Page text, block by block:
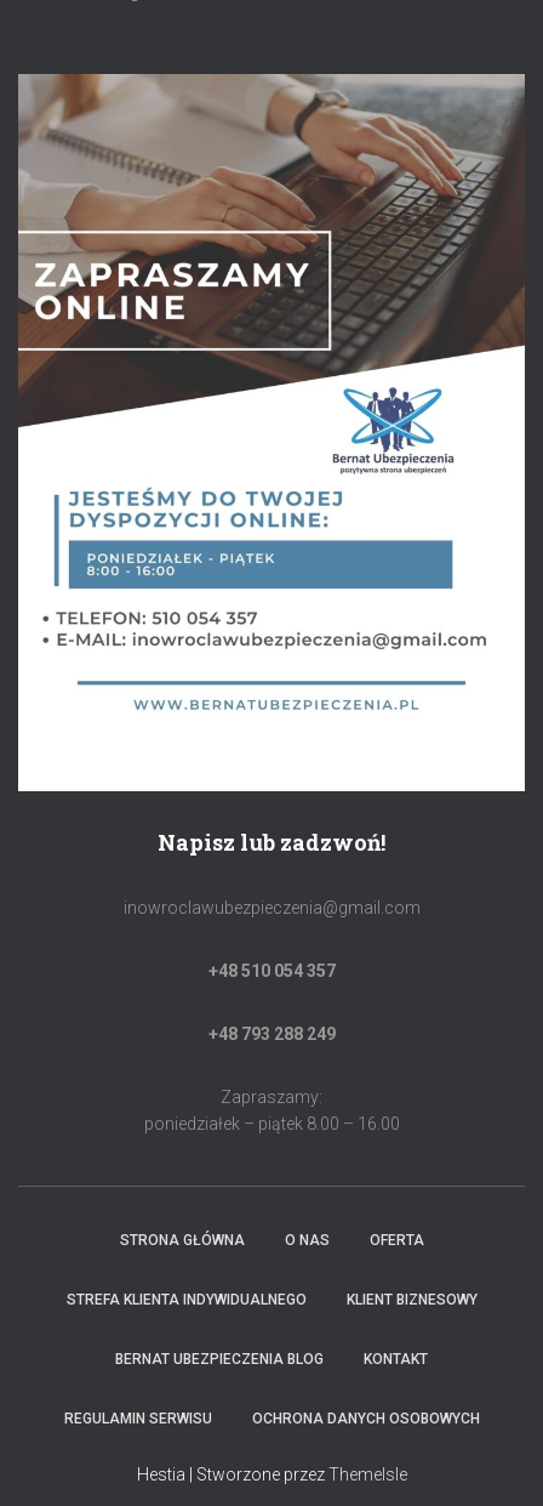
Napisz lub zadzwoń!
inowroclawubezpieczenia@gmail.com
+48 510 054 357
+48 793 288 249
Zapraszamy:
poniedziałek – piątek 8.00 – 16.00
STRONA GŁÓWNA O NAS OFERTA
STREFA KLIENTA INDYWIDUALNEGO KLIENT BIZNESOWY
BERNAT UBEZPIECZENIA BLOG KONTAKT
REGULAMIN SERWISU OCHRONA DANYCH OSOBOWYCH
Hestia | Stworzone przezThemeIsle